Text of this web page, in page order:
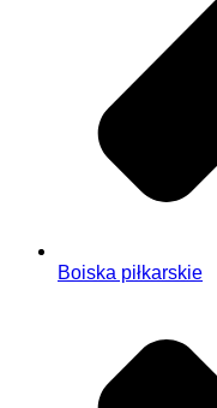
Boiska piłkarskie